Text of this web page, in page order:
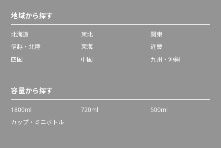
地域から探す
北海道 東北
関東
信越・北陸
東海
近畿
四国
中国 九州・沖縄
容量から探す
1800ml 720ml
500ml
カップ・ミニボトル